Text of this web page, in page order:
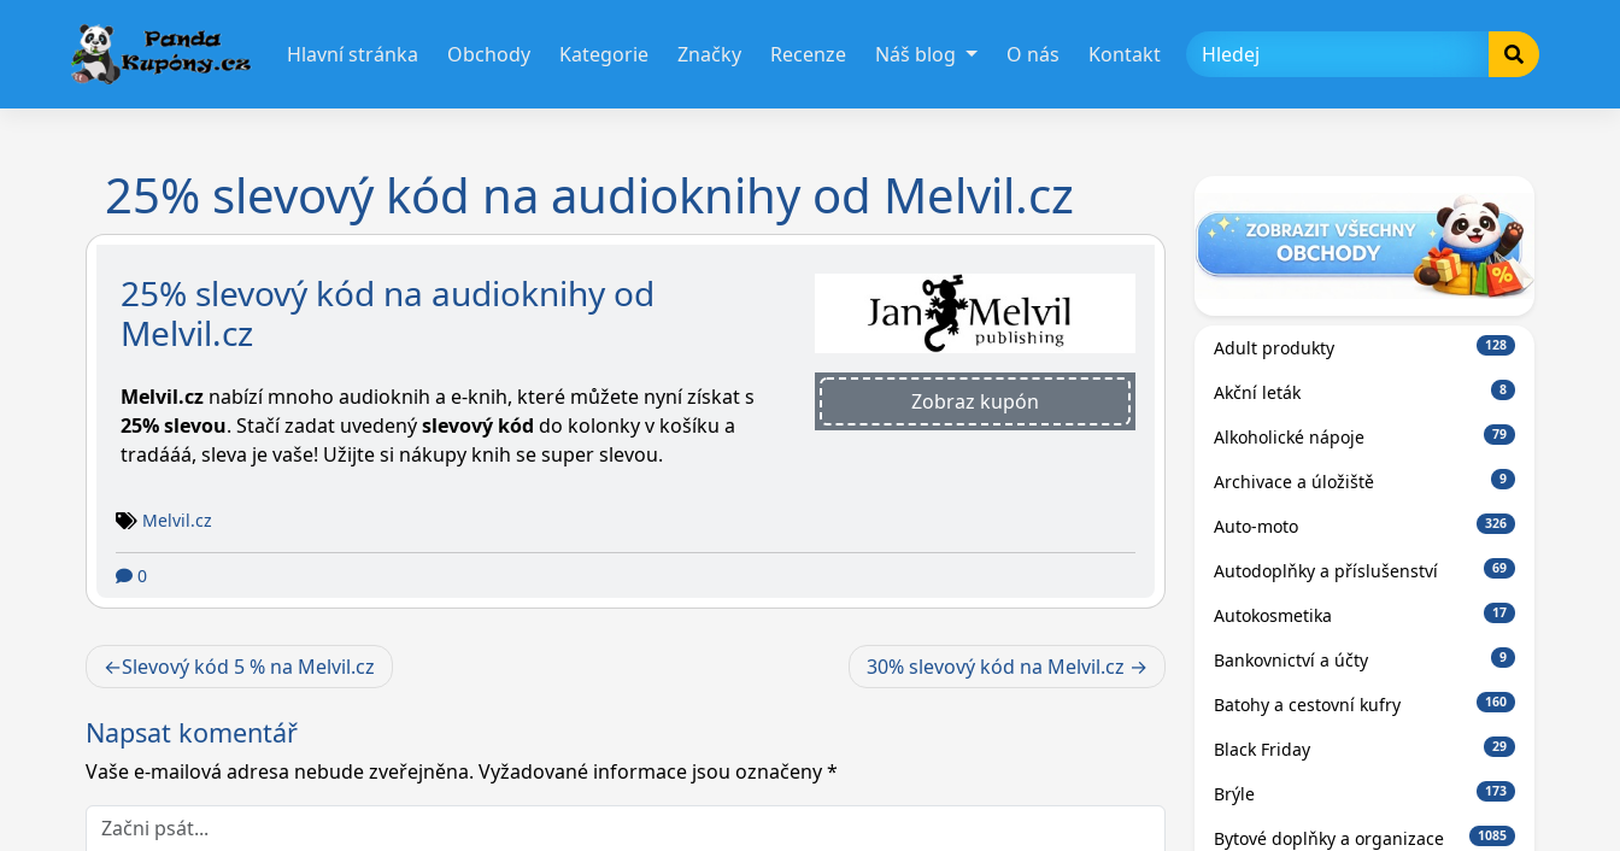
Hlavní stránka Obchody Kategorie Značky Recenze Náš blog O nás Kontakt
25% slevový kód na audioknihy od Melvil.cz
25% slevový kód na audioknihy od
Melvil.cz
Melvil.cz nabízí mnoho audioknih a e-knih, které můžete nyní získat s
25% slevou. Stačí zadat uvedenýslevový kód do kolonky v košíku a
tradááá, sleva je vaše! Užijte si nákupy knih se super slevou.
Zobraz kupón
Melvil.cz
0
Navigace
pro
příspěvek
Slevový kód 5 % na Melvil.cz 30% slevový kód na Melvil.cz
Napsat komentář
Vaše e-mailová adresa nebude zveřejněna. Vyžadované informace jsou označeny*
Adult produkty 128
Akční leták 8
Alkoholické nápoje 79
Archivace a úložiště 9
Auto-moto 326
Autodoplňky a příslušenství 69
Autokosmetika 17
Bankovnictví a účty 9
Batohy a cestovní kufry 160
Black Friday 29
Brýle 173
Bytové doplňky a organizace 1085